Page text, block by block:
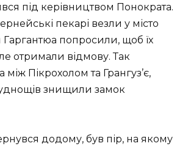
під керівництвом Понократа.
пекарі везли у місто
Гаргантюа попросили, щоб їх
отримали відмову. Так
між Пікрохолом та Грангуз’є,
знищили замок
додому, був пір, на якому